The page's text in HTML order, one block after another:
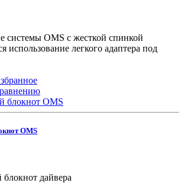
системы OMS с жесткой спинкой
использование легкого адаптера под
OMS
дайвера